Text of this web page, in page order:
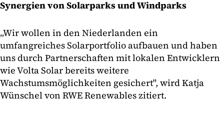
Synergien von Solarparks und Windparks
„Wir wollen in den Niederlanden ein
umfangreiches Solarportfolio aufbauen und haben
uns durch Partnerschaften mit lokalen Entwicklern
wie Volta Solar bereits weitere
Wachstumsmöglichkeiten gesichert", wird Katja
Wünschel von RWE Renewables zitiert.